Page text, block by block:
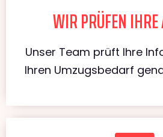
WIR PRÜFEN
Unser Team prüft Ihre
Ihren Umzugsbedarf